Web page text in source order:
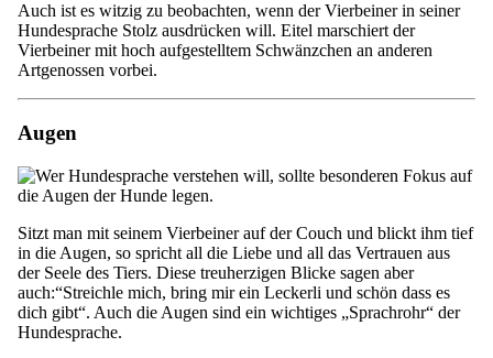
Auch ist es witzig zu beobachten, wenn der Vierbeiner in seiner
Hundesprache Stolz ausdrücken will. Eitel marschiert der
Vierbeiner mit hoch aufgestelltem Schwänzchen an anderen
Artgenossen vorbei.
Augen
Sitzt man mit seinem Vierbeiner auf der Couch und blickt ihm tief
in die Augen, so spricht all die Liebe und all das Vertrauen aus
der Seele des Tiers. Diese treuherzigen Blicke sagen aber
auch:“Streichle mich, bring mir ein Leckerli und schön dass es
dich gibt“. Auch die Augen sind ein wichtiges „Sprachrohr“ der
Hundesprache.